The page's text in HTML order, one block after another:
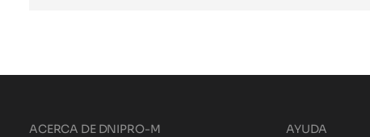
ACERCA DE DNIPRO-M AYUDA